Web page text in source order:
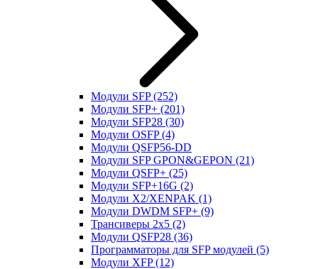
Модули SFP(252)
Модули SFP+ (201)
Модули SFP28 (30)
Модули OSFP(4)
Модули QSFP56-DD
Модули SFP GPON&GEPON (21)
Модули QSFP+ (25)
Модули SFP+16G (2)
Модули X2/XENPAK (1)
Модули DWDM SFP+ (9)
Трансиверы 2x5 (2)
Модули QSFP28 (36)
Программаторы для SFP модулей (5)
Модули XFP(12)